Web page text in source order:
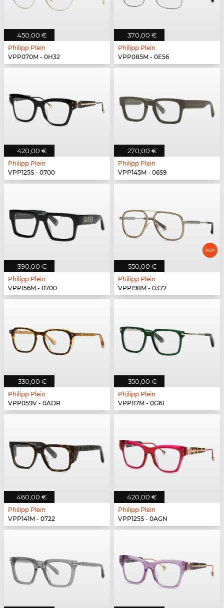
450,00 €
Philipp Plein
VPP070M - 0H32
370,00 €
Philipp Plein
VPP085M - 0E56
420,00 €
Philipp Plein
VPP125S - 0700
270,00 €
Philipp Plein
VPP145M - 06S9
390,00 €
Philipp Plein
VPP156M - 0700
550,00 €
Philipp Plein
VPP198M - 0377
330,00 €
Philipp Plein
VPP059V - 0ADR
350,00 €
Philipp Plein
VPP117M - 0G61
460,00 €
Philipp Plein
VPP141M - 0722
420,00 €
Philipp Plein
VPP125S - 0AGN